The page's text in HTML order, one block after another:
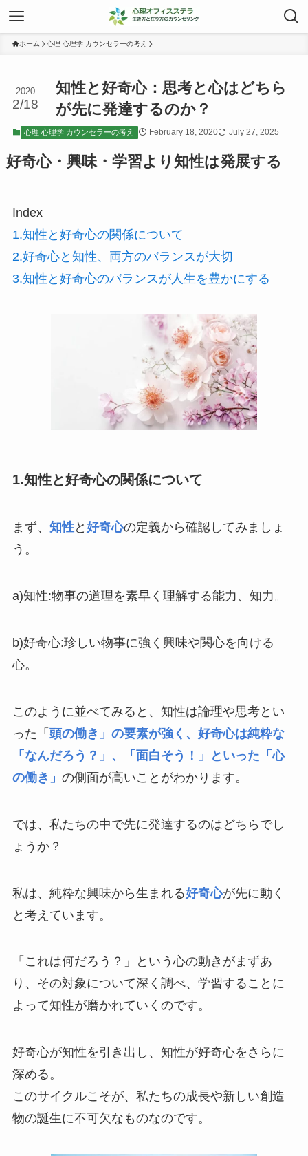
ホーム 心理 心理学 カウンセラーの考え
知性と好奇心：思考と心はどちら
が先に発達するのか？
2020
2/18
心理 心理学 カウンセラーの考え February 18, 2020 July 27, 2025
好奇心・興味・学習より知性は発展する
Index
1.知性と好奇心の関係について
2.好奇心と知性、両方のバランスが大切
3.知性と好奇心のバランスが人生を豊かにする
1.知性と好奇心の関係について
まず、 知性と 好奇心の定義から確認してみましょ
う。
a)知性:物事の道理を素早く理解する能力、知力。
b)好奇心:珍しい物事に強く興味や関心を向ける
心。
このように並べてみると、知性は論理や思考とい
った「 頭の働き」の要素が強く、好奇心は純粋な
「なんだろう？」、「面白そう！」といった「心
の働き」 の側面が高いことがわかります。
では、私たちの中で先に発達するのはどちらでし
ょうか？
私は、純粋な興味から生まれる好奇心が先に動く
と考えています。
「これは何だろう？」という心の動きがまずあ
り、その対象について深く調べ、学習することに
よって知性が磨かれていくのです。
好奇心が知性を引き出し、知性が好奇心をさらに
深める。
このサイクルこそが、私たちの成長や新しい創造
物の誕生に不可欠なものなのです。